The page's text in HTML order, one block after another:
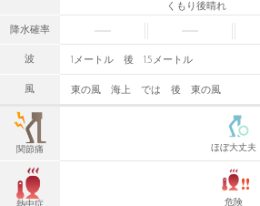
くもり後晴れ
降水確率
波 1メートル 後 1.5メートル
風 東の風 海上 では 後 東の風
関節痛 ほぼ大丈夫
危険